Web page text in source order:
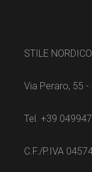
STILE
Via Peraro, 55
Tel. +39
C.F./P.IVA